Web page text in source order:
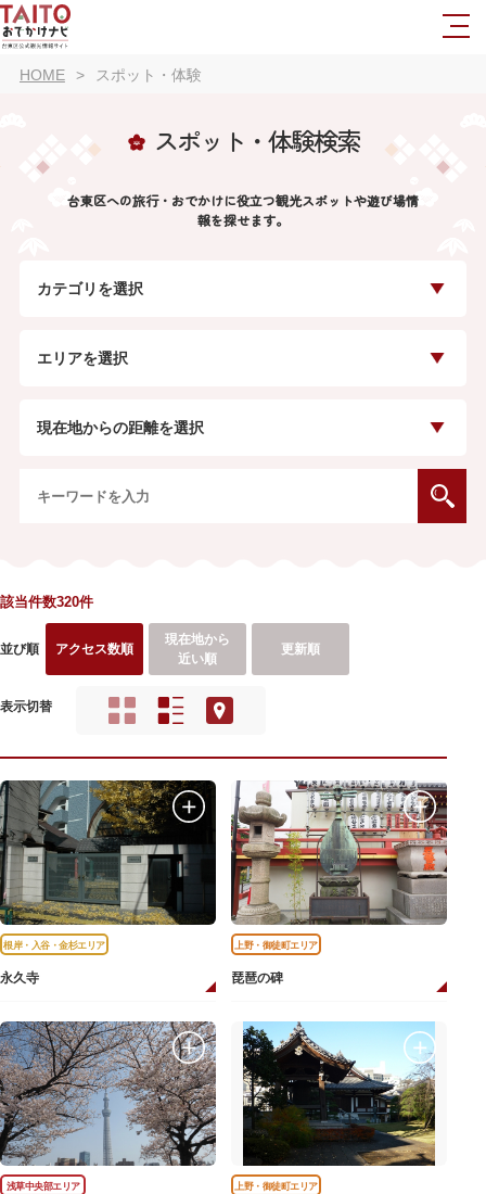
HOME スポット・体験
スポット・体験検索
台東区への旅行・おでかけに役立つ観光スポットや遊び場情
報を探せます。
カテゴリを選択
エリアを選択
現在地からの距離を選択
該当件数320件
並び順 アクセス数順
現在地から
近い順
更新順
表示切替
根岸・入谷・金杉エリア
永久寺
上野・御徒町エリア
琵琶の碑
浅草中央部エリア 上野・御徒町エリア